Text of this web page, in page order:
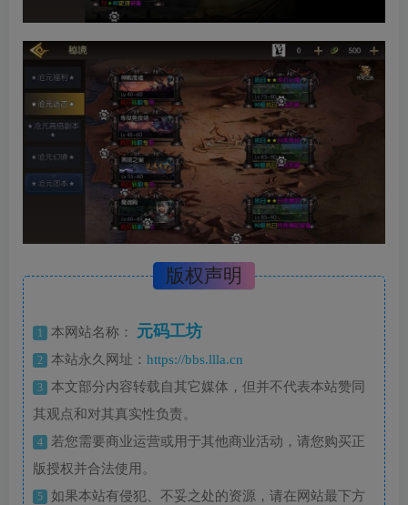
版权声明
1 本网站名称： 元码工坊
2 本站永久网址： https://bbs.llla.cn
3
本文部分内容转载自其它媒体，但并不代表本站赞同
其观点和对其真实性负责。
4
若您需要商业运营或用于其他商业活动，请您购买正
版授权并合法使用。
5
如果本站有侵犯、不妥之处的资源，请在网站最下方